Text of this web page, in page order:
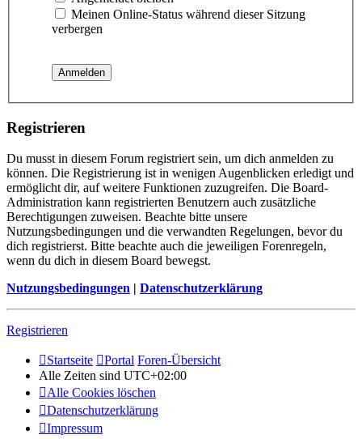
Meinen Online-Status während dieser Sitzung
verbergen
Registrieren
Du musst in diesem Forum registriert sein, um dich anmelden zu
können. Die Registrierung ist in wenigen Augenblicken erledigt und
ermöglicht dir, auf weitere Funktionen zuzugreifen. Die Board-
Administration kann registrierten Benutzern auch zusätzliche
Berechtigungen zuweisen. Beachte bitte unsere
Nutzungsbedingungen und die verwandten Regelungen, bevor du
dich registrierst. Bitte beachte auch die jeweiligen Forenregeln,
wenn du dich in diesem Board bewegst.
Nutzungsbedingungen | Datenschutzerklärung
Registrieren
Startseite Portal Foren-Übersicht
Alle Zeiten sind UTC+02:00
Alle Cookies löschen
Datenschutzerklärung
Impressum